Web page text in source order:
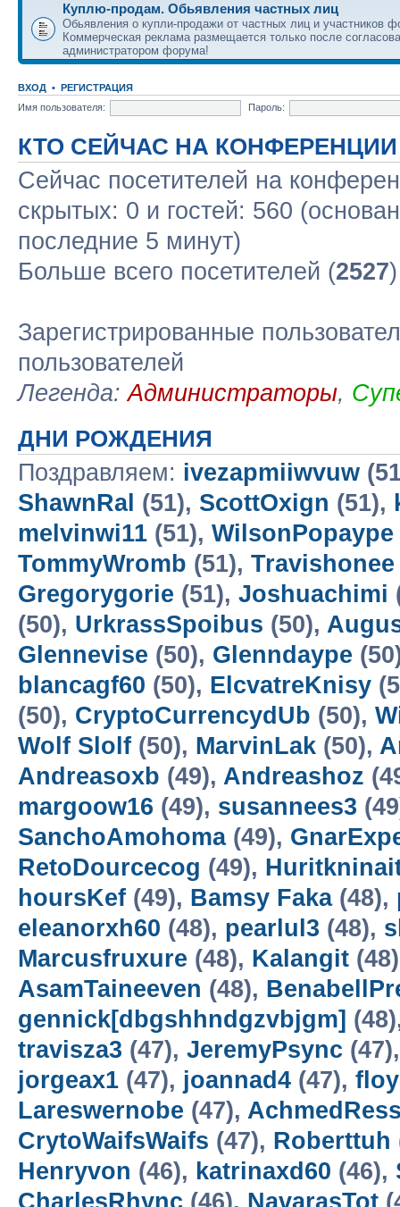
Куплю-продам. Обьявления частных лиц
Обьявления о купли-продажи от частных лиц и участников
Коммерческая реклама размещается только после
администратором форума!
ВХОД • РЕГИСТРАЦИЯ
Имя пользователя:
Пароль:
КТО СЕЙЧАС НА КОНФЕРЕНЦИИ
Сейчас посетителей на
скрытых: 0 и гостей: 560
последние 5 минут)
Больше всего посетителей (2527
Зарегистрированные
пользователей
Легенда:Администраторы,
ДНИ РОЖДЕНИЯ
Поздравляем: ivezapmiiwvuw
ShawnRal (51), ScottOxign (51),
melvinwi11 (51), WilsonPopaype
TommyWromb (51), Travishonee
Gregorygorie (51), Joshuachimi
(50), UrkrassSpoibus (50),
Glennevise (50), Glenndaype
blancagf60 (50), ElcvatreKnisy
(50), CryptoCurrencydUb (50),
Wolf Slolf (50), MarvinLak (50),
Andreasoxb (49), Andreashoz
margoow16 (49), susannees3
SanchoAmohoma(49),
RetoDourcecog (49),
hoursKef (49), Bamsy Faka(48),
eleanorxh60 (48), pearlul3 (48),
Marcusfruxure (48), Kalangit
AsamTaineeven (48),
gennick[dbgshhndgzvbjgm]
travisza3 (47), JeremyPsync
jorgeax1 (47), joannad4 (47),
Lareswernobe (47),
CrytoWaifsWaifs (47), Roberttuh
Henryvon (46), katrinaxd60 (46),
CharlesRhync (46), NavarasTot